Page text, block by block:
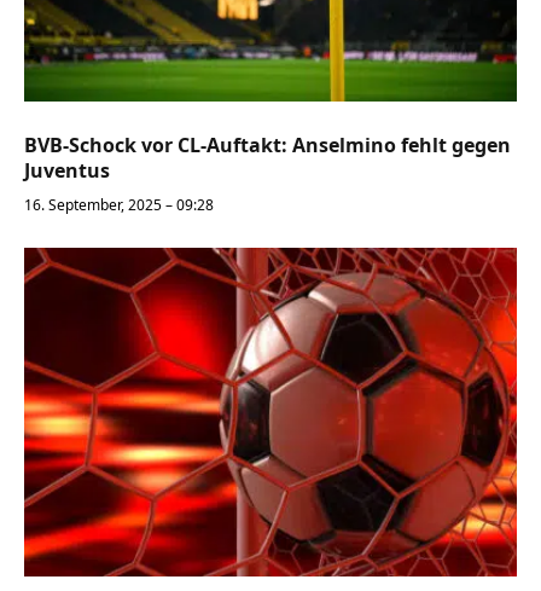
BVB-Schock vor CL-Auftakt: Anselmino fehlt gegen
Juventus
16. September, 2025 – 09:28